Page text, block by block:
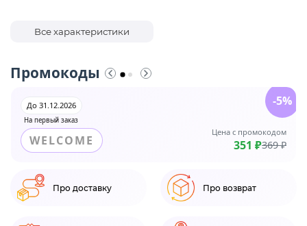
Все характеристики
Промокоды
На первый заказ
До 31.12.2026
WELCOME
Цена с промокодом
351 ₽369 ₽
-5%
Про доставку Про возврат